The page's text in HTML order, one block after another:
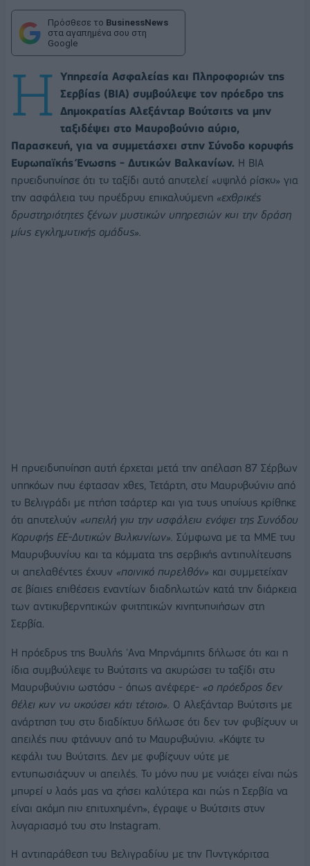
Πρόσθεσε το BusinessNews
στα αγαπημένα σου στη
Google
Η Υπηρεσία Ασφαλείας και Πληροφοριών της
Σερβίας (BIA) συμβούλεψε τον πρόεδρο της
Δημοκρατίας Αλεξάνταρ Βούτσιτς να μην
ταξιδέψει στο Μαυροβούνιο αύριο,
Παρασκευή, για να συμμετάσχει στην Σύνοδο κορυφής
Ευρωπαϊκής Ένωσης - Δυτικών Βαλκανίων. Η ΒΙΑ
προειδοποίησε ότι το ταξίδι αυτό αποτελεί «υψηλό ρίσκο» για
την ασφάλεια του προέδρου επικαλούμενη «εχθρικές
δραστηριότητες ξένων μυστικών υπηρεσιών και την δράση
μίας εγκληματικής ομάδας».
Η προειδοποίηση αυτή έρχεται μετά την απέλαση 87 Σέρβων
υπηκόων που έφτασαν χθες, Τετάρτη, στο Μαυροβούνιο από
το Βελιγράδι με πτήση τσάρτερ και για τους οποίους κρίθηκε
ότι αποτελούν «απειλή για την ασφάλεια ενόψει της Συνόδου
Κορυφής ΕΕ-Δυτικών Βαλκανίων». Σύμφωνα με τα ΜΜΕ του
Μαυροβουνίου και τα κόμματα της σερβικής αντιπολίτευσης
οι απελαθέντες έχουν «ποινικό παρελθόν» και συμμετείχαν
σε βίαιες επιθέσεις εναντίων διαδηλωτών κατά την διάρκεια
των αντικυβερνητικών φοιτητικών κινητοποιήσων στη
Σερβία.
Η πρόεδρος της Βουλής 'Ανα Μπρνάμπιτς δήλωσε ότι και η
ίδια συμβούλεψε το Βούτσιτς να ακυρώσει το ταξίδι στο
Μαυροβούνιο ωστόσο - όπως ανέφερε- «ο πρόεδρος δεν
θέλει καν να ακούσει κάτι τέτοιο». Ο Αλεξάνταρ Βούτσιτς με
ανάρτηση του στο διαδίκτυο δήλωσε ότι δεν τον φοβίζουν οι
απειλές που φτάνουν από το Μαυροβούνιο. «Κόψτε το
κεφάλι του Βούτσιτς. Δεν με φοβίζουν ούτε με
εντυπωσιάζουν οι απειλές. Το μόνο που με νοιάζει είναι πώς
μπορεί ο λαός μας να ζήσει καλύτερα και πώς η Σερβία να
είναι ακόμη πιο επιτυχημένη», έγραψε ο Βούτσιτς στον
λογαριασμό του στο Instagram.
Η αντιπαράθεση του Βελιγραδίου με την Ποντγκόριτσα